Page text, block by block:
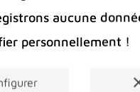
aucune
personnellement !